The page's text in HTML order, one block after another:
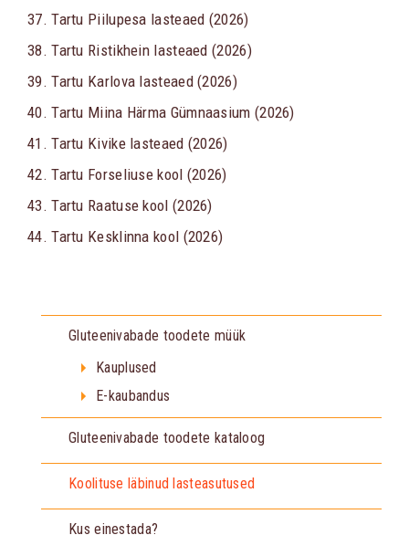
37. Tartu Piilupesa lasteaed (2026)
38. Tartu Ristikhein lasteaed (2026)
39. Tartu Karlova lasteaed (2026)
40. Tartu Miina Härma Gümnaasium (2026)
41. Tartu Kivike lasteaed (2026)
42. Tartu Forseliuse kool (2026)
43. Tartu Raatuse kool (2026)
44. Tartu Kesklinna kool (2026)
Gluteenivabade toodete müük
Kauplused
E-kaubandus
Gluteenivabade toodete kataloog
Koolituse läbinud lasteasutused
Kus einestada?